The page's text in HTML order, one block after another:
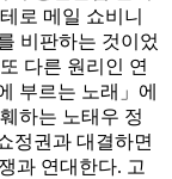
로 메일 쇼비니
비판하는 것이었
다른 원리인 연
부르는 노래」에
하는 노태우 정
정권과 대결하면
과 연대한다. 고